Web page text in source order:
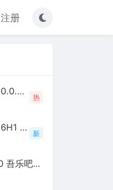
注册
SEO网站自动发布外链工具 4.0.0.0 吾乐吧优化版（智能代理狂刷外链）
热
VMware Workstation PRO 26H1 中文精简安装注册版 / 完整版（最好用的虚拟机软件）
新
钉钉消息防撤回补丁PC版 7.1.0 吾乐吧优化版（支持消息防撤回+钉钉多开+支持消息永不已读+去除钉钉水印）